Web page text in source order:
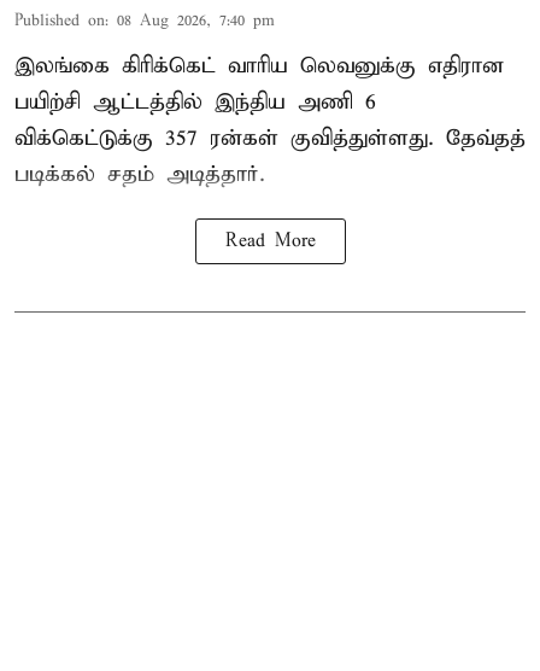
Published on: 08 Aug 2026, 7:40 pm
இலங்கை கிரிக்கெட் வாரிய லெவனுக்கு எதிரான
பயிற்சி ஆட்டத்தில் இந்திய அணி 6
விக்கெட்டுக்கு 357 ரன்கள் குவித்துள்ளது. தேவ்தத்
படிக்கல் சதம் அடித்தார்.
Read More